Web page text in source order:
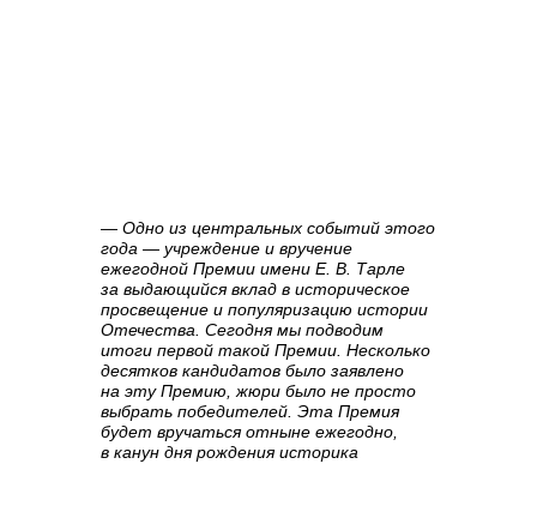
— Одно из центральных событий этого
года — учреждение и вручение
ежегодной Премии имени Е. В. Тарле
за выдающийся вклад в историческое
просвещение и популяризацию истории
Отечества. Сегодня мы подводим
итоги первой такой Премии. Несколько
десятков кандидатов было заявлено
на эту Премию, жюри было не просто
выбрать победителей. Эта Премия
будет вручаться отныне ежегодно,
в канун дня рождения историка